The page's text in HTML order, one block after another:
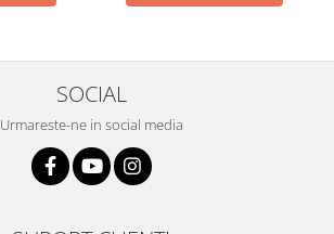
SOCIAL
Urmareste-ne in social media